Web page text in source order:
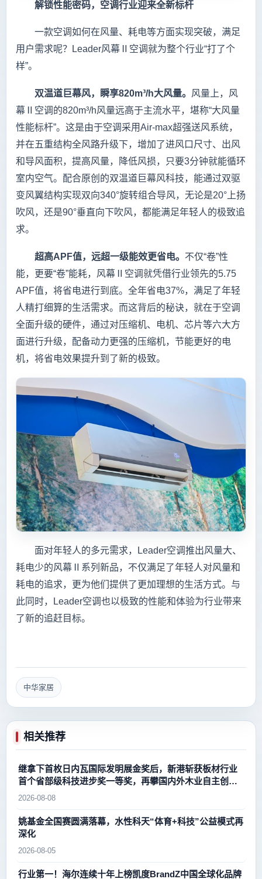
解锁性能密码，空调行业迎来全新标杆
一款空调如何在风量、耗电等方面实现突破，满足
用户需求呢？Leader风幕Ⅱ空调就为整个行业“打了个
样”。
双温道巨幕风，瞬享820m³/h大风量。 风量上，风
幕Ⅱ空调的820m³/h风量远高于主流水平，堪称“大风量
性能标杆”。这是由于空调采用Air-max超强送风系统，
并在五重结构全风路升级下，增加了进风口尺寸、出风
和导风面积，提高风量，降低风损，只要3分钟就能循环
室内空气。配合原创的双温道巨幕风科技，能通过双驱
变风翼结构实现双向340°旋转组合导风，无论是20°上扬
吹风，还是90°垂直向下吹风，都能满足年轻人的极致追
求。
超高APF值，远超一级能效更省电。 不仅“卷”性
能，更要“卷”能耗，风幕Ⅱ空调就凭借行业领先的5.75
APF值，将省电进行到底。全年省电37%，满足了年轻
人精打细算的生活需求。而这背后的秘诀，就在于空调
全面升级的硬件，通过对压缩机、电机、芯片等六大方
面进行升级，配备动力更强的压缩机，节能更好的电
机，将省电效果提升到了新的极致。
面对年轻人的多元需求，Leader空调推出风量大、
耗电少的风幕Ⅱ系列新品，不仅满足了年轻人对风量和
耗电的追求，更为他们提供了更加理想的生活方式。与
此同时，Leader空调也以极致的性能和体验为行业带来
了新的追赶目标。
中华家居
相关推荐
继拿下首枚日内瓦国际发明展金奖后，新港斩获板材行业
首个省部级科技进步奖一等奖，再攀国内外木业自主创新
新高峰
2026-08-08
姚基金全国赛圆满落幕，水性科天“体育+科技”公益模式再
深化
2026-08-05
行业第一！海尔连续十年上榜凯度BrandZ中国全球化品牌